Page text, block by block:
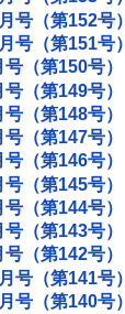
号（第152号）
号（第151号）
（第150号）
（第149号）
（第148号）
（第147号）
（第146号）
（第145号）
（第144号）
（第143号）
（第142号）
号（第141号）
号（第140号）